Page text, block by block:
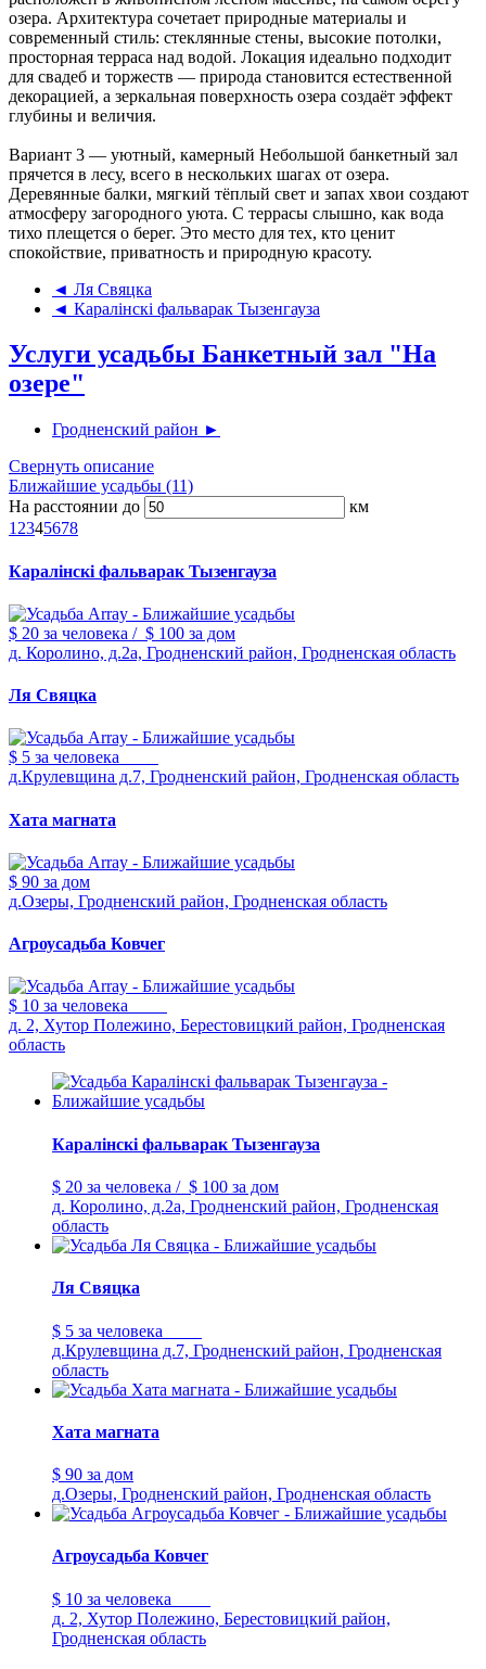
озера. Архитектура сочетает природные материалы и
современный стиль: стеклянные стены, высокие потолки,
просторная терраса над водой. Локация идеально подходит
для свадеб и торжеств — природа становится естественной
декорацией, а зеркальная поверхность озера создаёт эффект
глубины и величия.
Вариант 3 — уютный, камерный Небольшой банкетный зал
прячется в лесу, всего в нескольких шагах от озера.
Деревянные балки, мягкий тёплый свет и запах хвои создают
атмосферу загородного уюта. С террасы слышно, как вода
тихо плещется о берег. Это место для тех, кто ценит
спокойствие, приватность и природную красоту.
◄ Ля Свяцка
◄ Каралiнскi фальварак Тызенгауза
Услуги усадьбы Банкетный зал "На
озере"
Гродненский район ►
Свернуть описание
Ближайшие усадьбы (11)
На расстоянии до
км
1 2345678
Каралiнскi фальварак Тызенгауза
$ 20 за человека / $ 100 за дом
д. Королино, д.2а, Гродненский район, Гродненская область
Ля Свяцка
$ 5 за человека
д.Крулевщина д.7, Гродненский район, Гродненская область
Хата магната
$ 90 за дом
д.Озеры, Гродненский район, Гродненская область
Агроусадьба Ковчег
$ 10 за человека
д. 2, Хутор Полежино, Берестовицкий район, Гродненская
область
Каралiнскi фальварак Тызенгауза
$ 20 за человека / $ 100 за дом
д. Королино, д.2а, Гродненский район, Гродненская
область
Ля Свяцка
$ 5 за человека
д.Крулевщина д.7, Гродненский район, Гродненская
область
Хата магната
$ 90 за дом
д.Озеры, Гродненский район, Гродненская область
Агроусадьба Ковчег
$ 10 за человека
д. 2, Хутор Полежино, Берестовицкий район,
Гродненская область